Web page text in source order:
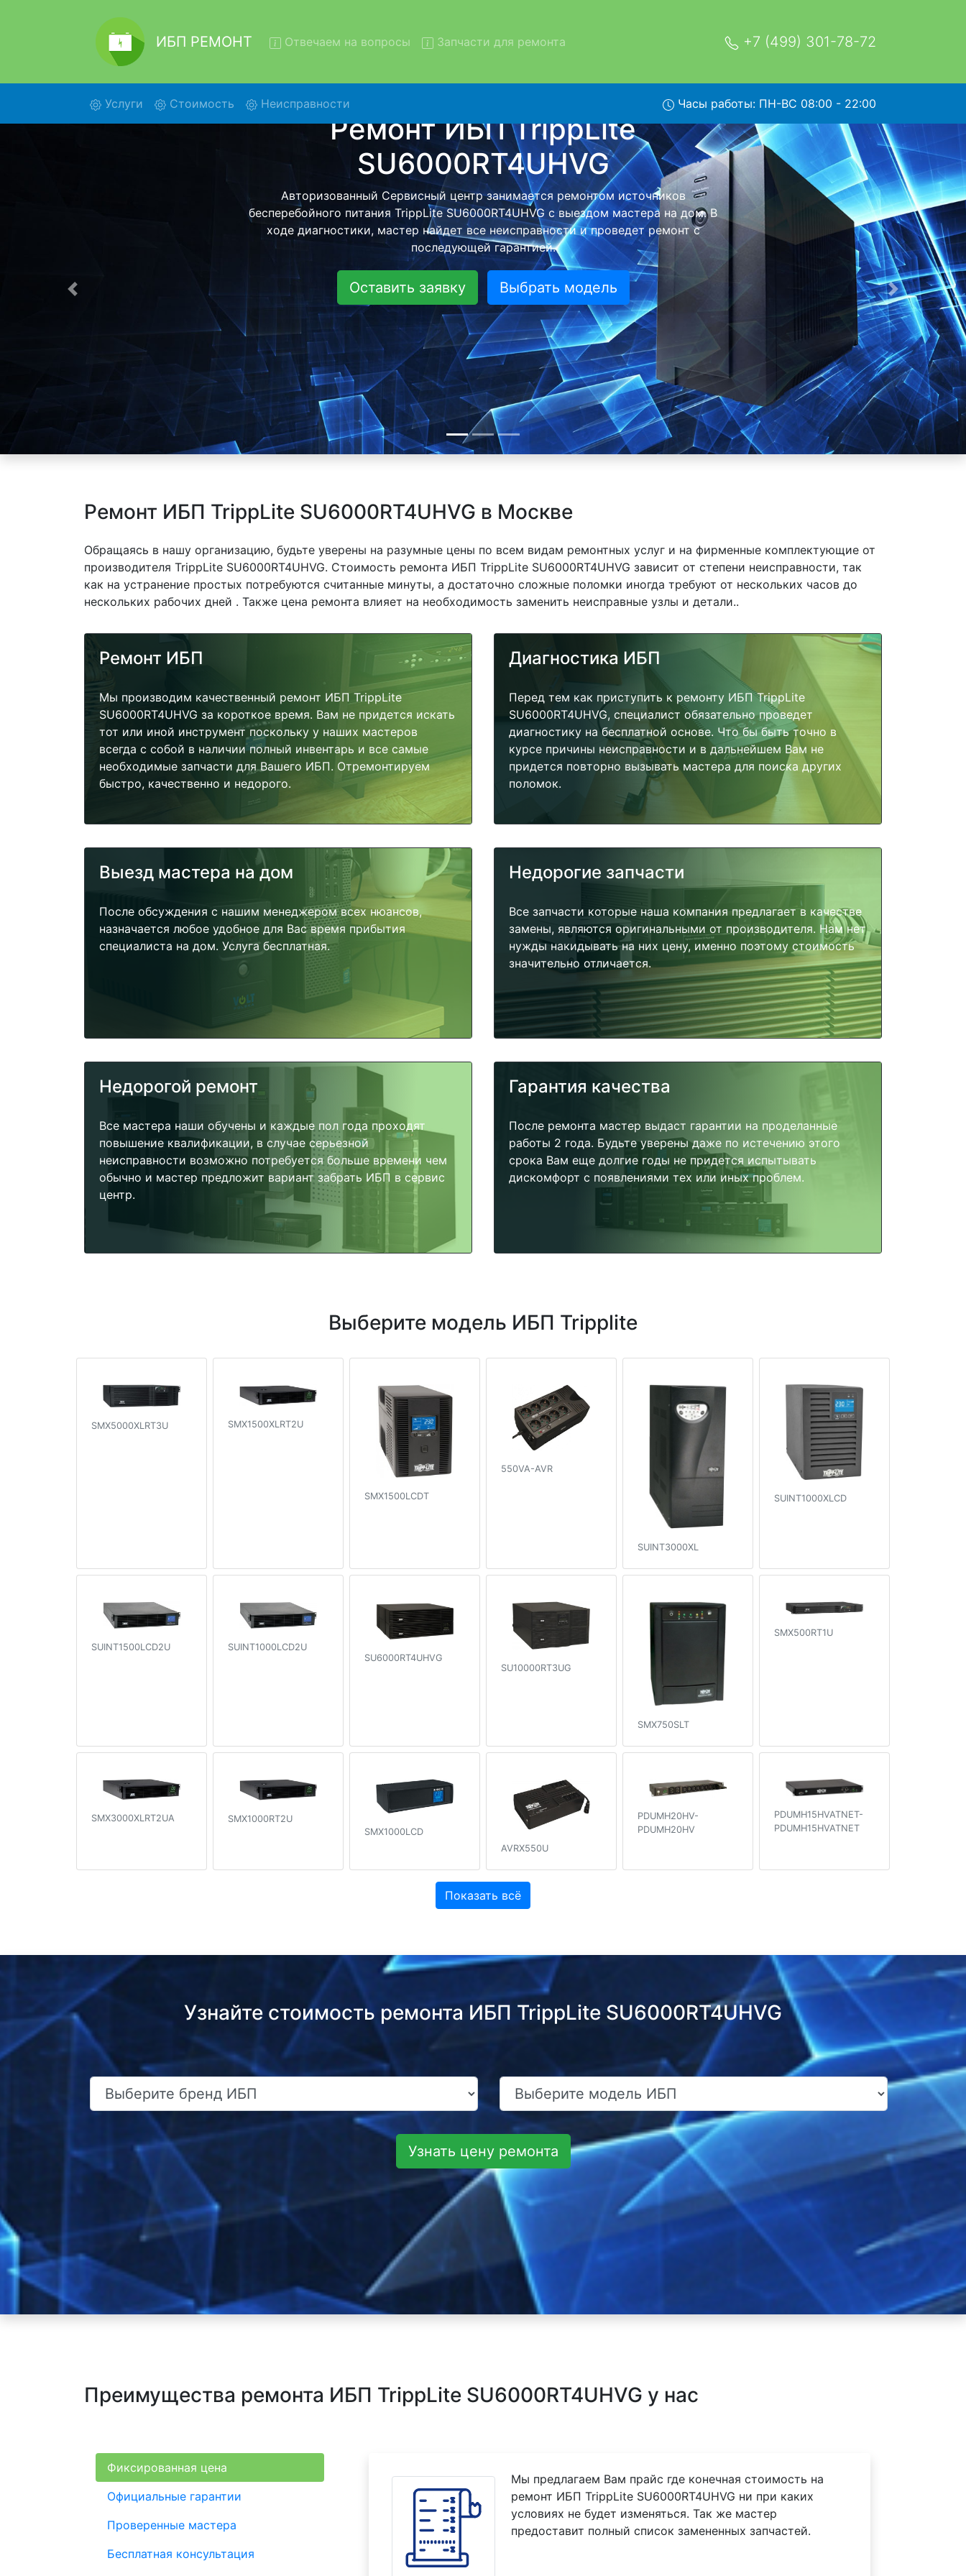
ИБП РЕМОНТ Отвечаем на вопросы Запчасти для ремонта +7 (499) 301-78-72
Услуги (current)Стоимость Неисправности Часы работы: ПН-ВС 08:00 - 22:00
Ремонт ИБП TrippLite SU6000RT4UHVG с
вывозом в сервис
Ремонт ИБП TrippLite SU6000RT4UHVG с вывозом в сервисный центр и обратно - с
помощью нашей бесплатной услуги, специалист заберет Ваш ИБП для дальнейшего
более детального ремонта. Оговоренная стоимость ремонта останется неизменно
при возвращении видеотехники обратно.
Оставить заявку Выбрать модель
Предыдущая Следующая
Ремонт ИБП TrippLite SU6000RT4UHVG в Москве
Обращаясь в нашу организацию, будьте уверены на разумные цены по всем видам ремонтных услуг и на фирменные комплектующие от
производителя TrippLite SU6000RT4UHVG. Стоимость ремонта ИБП TrippLite SU6000RT4UHVG зависит от степени неисправности, так
как на устранение простых потребуются считанные минуты, а достаточно сложные поломки иногда требуют от нескольких часов до
нескольких рабочих дней . Также цена ремонта влияет на необходимость заменить неисправные узлы и детали..
Ремонт ИБП
Мы производим качественный ремонт ИБП TrippLite
SU6000RT4UHVG за короткое время. Вам не придется искать
тот или иной инструмент поскольку у наших мастеров
всегда с собой в наличии полный инвентарь и все самые
необходимые запчасти для Вашего ИБП. Отремонтируем
быстро, качественно и недорого.
Диагностика ИБП
Перед тем как приступить к ремонту ИБП TrippLite
SU6000RT4UHVG, специалист обязательно проведет
диагностику на бесплатной основе. Что бы быть точно в
курсе причины неисправности и в дальнейшем Вам не
придется повторно вызывать мастера для поиска других
поломок.
Выезд мастера на дом
После обсуждения с нашим менеджером всех нюансов,
назначается любое удобное для Вас время прибытия
специалиста на дом. Услуга бесплатная.
Недорогие запчасти
Все запчасти которые наша компания предлагает в качестве
замены, являются оригинальными от производителя. Нам нет
нужды накидывать на них цену, именно поэтому стоимость
значительно отличается.
Недорогой ремонт
Все мастера наши обучены и каждые пол года проходят
повышение квалификации, в случае серьезной
неисправности возможно потребуется больше времени чем
обычно и мастер предложит вариант забрать ИБП в сервис
центр.
Гарантия качества
После ремонта мастер выдаст гарантии на проделанные
работы 2 года. Будьте уверены даже по истечению этого
срока Вам еще долгие годы не придется испытывать
дискомфорт с появлениями тех или иных проблем.
Выберите модель ИБП Tripplite
SMX5000XLRT3U SMX1500XLRT2U
SMX1500LCDT
550VA-AVR
SUINT3000XL
SUINT1000XLCD
SUINT1500LCD2U
SUINT1000LCD2U
SU6000RT4UHVG
SU10000RT3UG
SMX750SLT
SMX500RT1U
SMX3000XLRT2UA
SMX1000RT2U
SMX1000LCD
AVRX550U
PDUMH20HV-
PDUMH20HV
PDUMH15HVATNET-
PDUMH15HVATNET
Показать всё
Узнайте стоимость ремонта ИБП TrippLite SU6000RT4UHVG
Узнать цену ремонта
Преимущества ремонта ИБП TrippLite SU6000RT4UHVG у нас
Фиксированная цена
Официальные гарантии
Проверенные мастера
Бесплатная консультация
Мы предлагаем Вам прайс где конечная стоимость на
ремонт ИБП TrippLite SU6000RT4UHVG ни при каких
условиях не будет изменяться. Так же мастер
предоставит полный список замененных запчастей.